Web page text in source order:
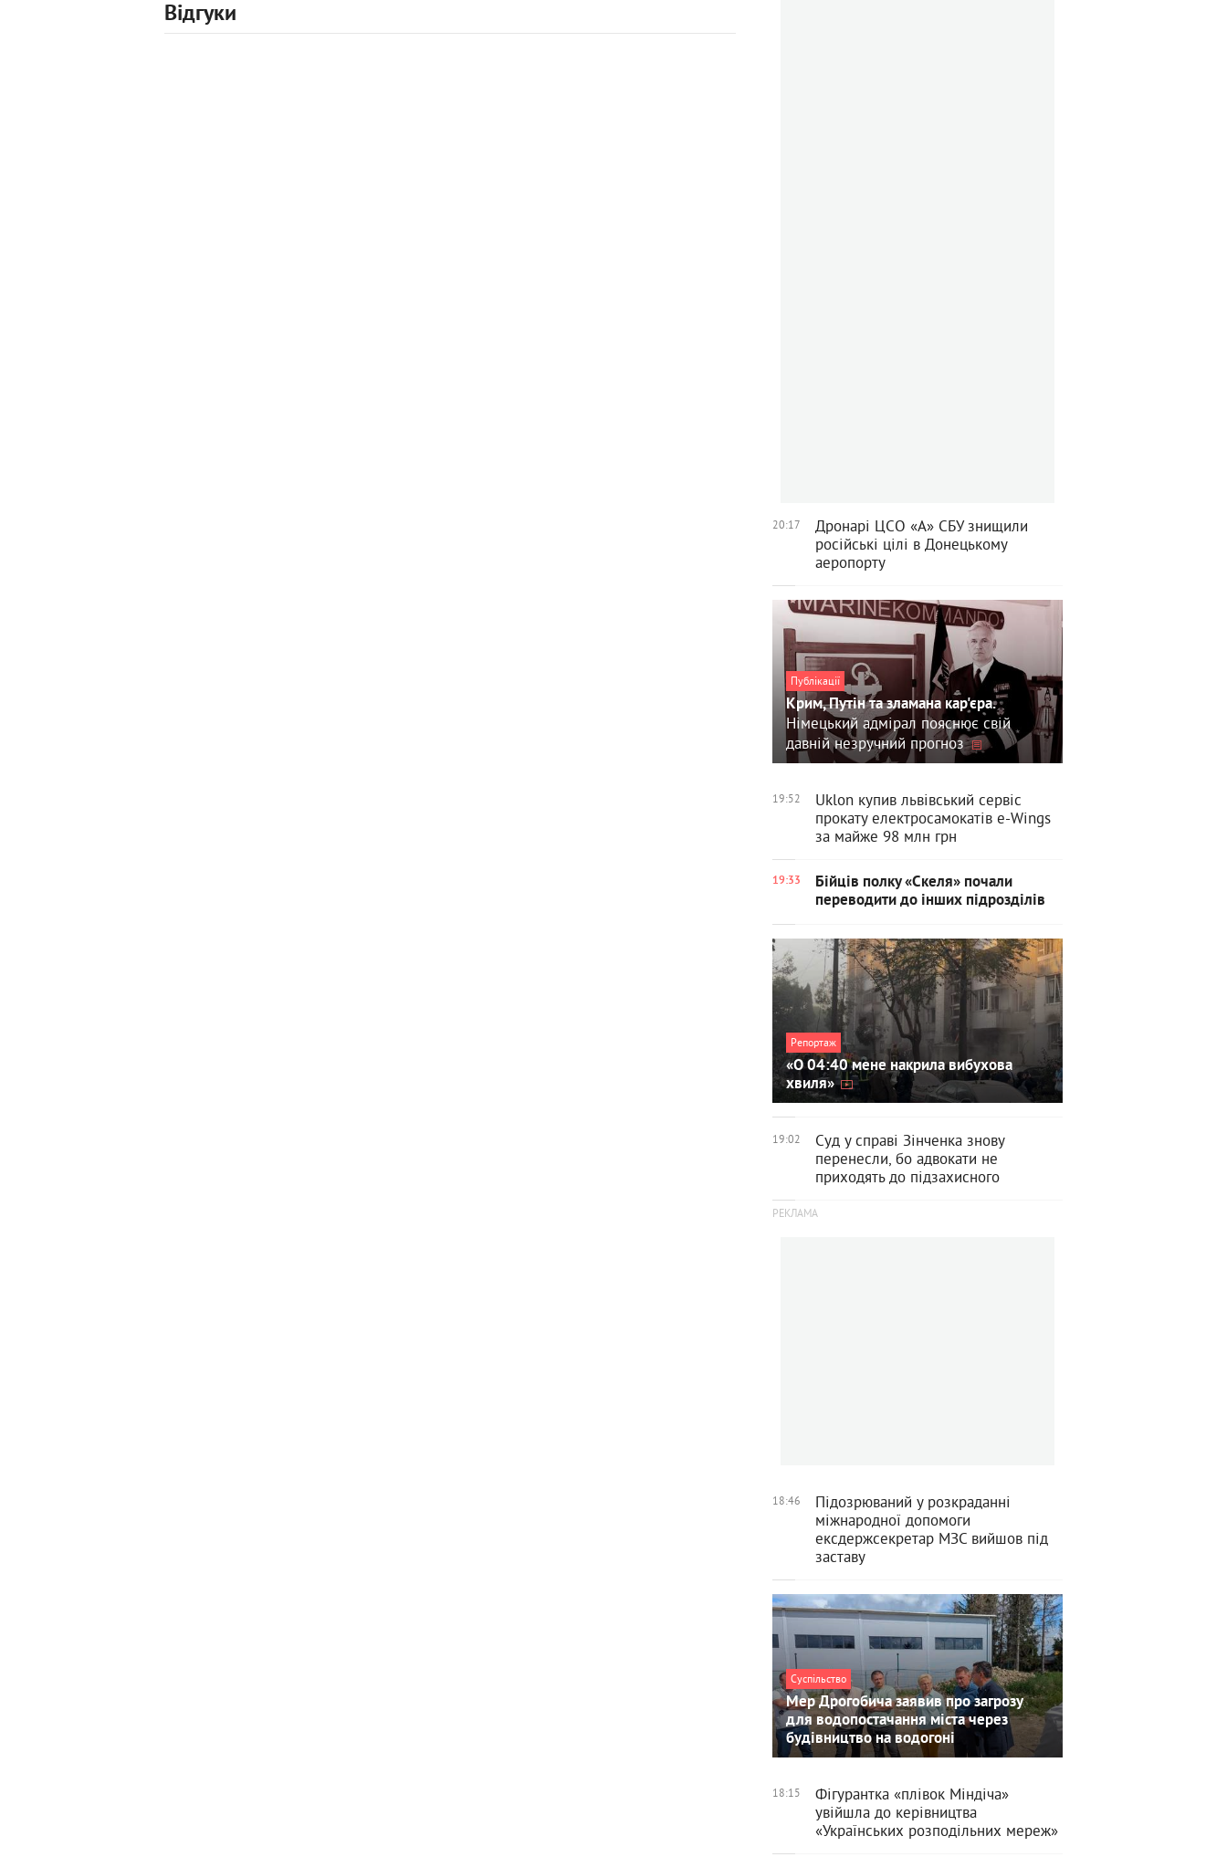
Відгуки
20:17
Дронарі ЦСО «А» СБУ знищили
російські цілі в Донецькому
аеропорту
Публікації
Крим, Путін та зламана кар'єра.
Німецький адмірал пояснює свій
давній незручний прогноз
19:52
Uklon купив львівський сервіс
прокату електросамокатів e-Wings
за майже 98 млн грн
19:33
Бійців полку «Скеля» почали
переводити до інших підрозділів
Репортаж
«О 04:40 мене накрила вибухова
хвиля»
19:02
Суд у справі Зінченка знову
перенесли, бо адвокати не
приходять до підзахисного
18:46
Підозрюваний у розкраданні
міжнародної допомоги
ексдержсекретар МЗС вийшов під
заставу
Суспільство
Мер Дрогобича заявив про загрозу
для водопостачання міста через
будівництво на водогоні
18:15
Фігурантка «плівок Міндіча»
увійшла до керівництва
«Українських розподільних мереж»